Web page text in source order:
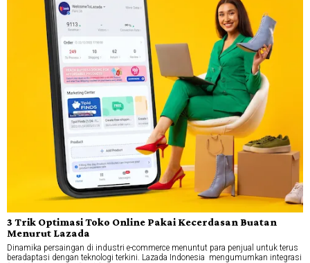
3 Trik Optimasi Toko Online Pakai Kecerdasan Buatan
Menurut Lazada
Dinamika persaingan di industri e-commerce menuntut para penjual untuk terus
beradaptasi dengan teknologi terkini. Lazada Indonesia mengumumkan integrasi